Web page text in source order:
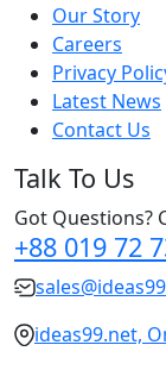
Our Story
Careers
Privacy
Latest News
Contact Us
Talk To Us
Got Questions?
+88 019 72
ideas99.net,